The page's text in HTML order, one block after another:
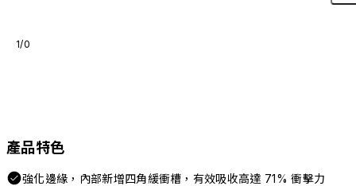
1/0
產品特色
強化邊緣，內部新增四角緩衝槽，有效吸收高達 71% 衝擊力